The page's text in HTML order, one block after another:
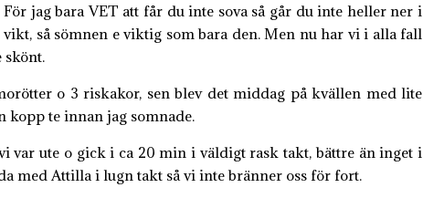
För jag bara VET att får du inte sova så går du inte heller ner i
vikt, så sömnen e viktig som bara den. Men nu har vi i alla fall
skönt.
o 3 riskakor, sen blev det middag på kvällen med lite
kopp te innan jag somnade.
var ute o gick i ca 20 min i väldigt rask takt, bättre än inget i
med Attilla i lugn takt så vi inte bränner oss för fort.